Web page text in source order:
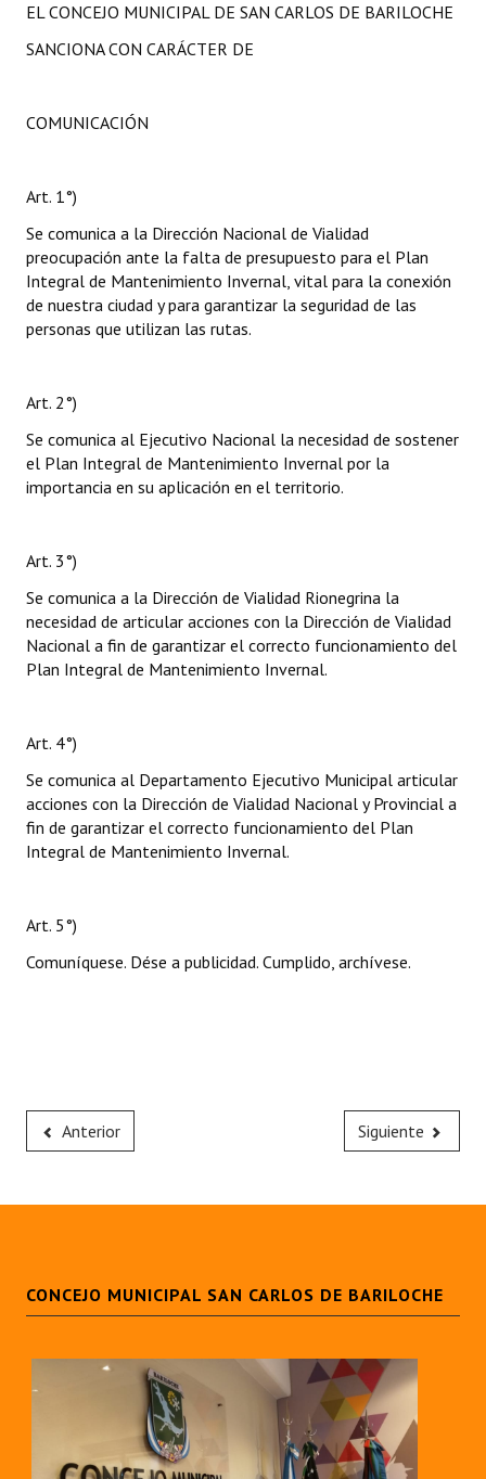
EL CONCEJO MUNICIPAL DE SAN CARLOS DE BARILOCHE
SANCIONA CON CARÁCTER DE
COMUNICACIÓN
Art. 1°)
Se comunica a la Dirección Nacional de Vialidad
preocupación ante la falta de presupuesto para el Plan
Integral de Mantenimiento Invernal, vital para la conexión
de nuestra ciudad y para garantizar la seguridad de las
personas que utilizan las rutas.
Art. 2°)
Se comunica al Ejecutivo Nacional la necesidad de sostener
el Plan Integral de Mantenimiento Invernal por la
importancia en su aplicación en el territorio.
Art. 3°)
Se comunica a la Dirección de Vialidad Rionegrina la
necesidad de articular acciones con la Dirección de Vialidad
Nacional a fin de garantizar el correcto funcionamiento del
Plan Integral de Mantenimiento Invernal.
Art. 4°)
Se comunica al Departamento Ejecutivo Municipal articular
acciones con la Dirección de Vialidad Nacional y Provincial a
fin de garantizar el correcto funcionamiento del Plan
Integral de Mantenimiento Invernal.
Art. 5°)
Comuníquese. Dése a publicidad. Cumplido, archívese.
Anterior Siguiente
CONCEJO MUNICIPAL SAN CARLOS DE BARILOCHE